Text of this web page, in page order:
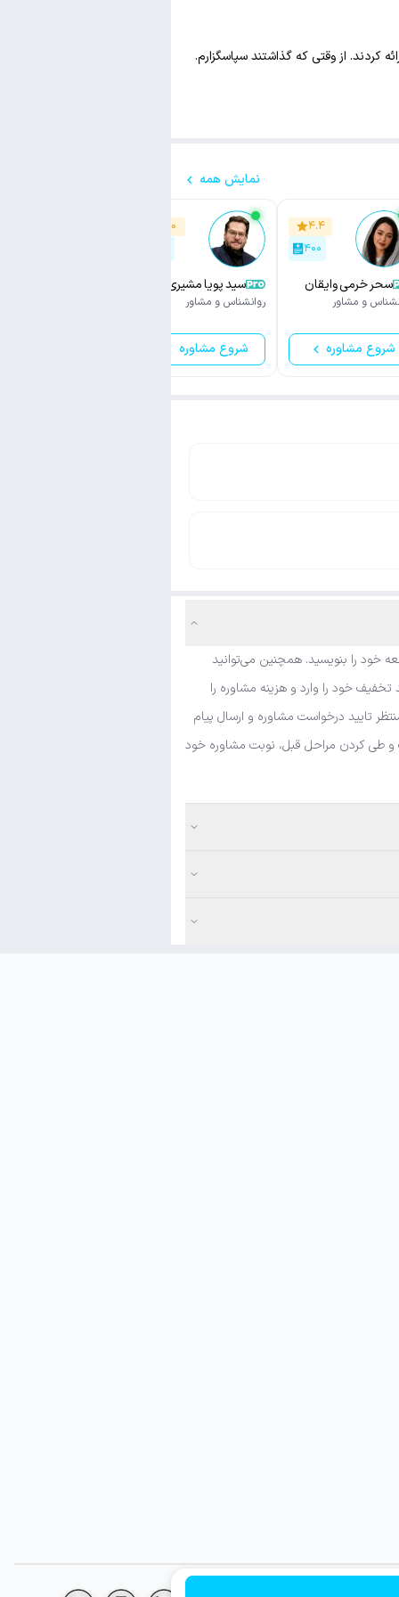
از وقتی که گذاشتند سپاسگزارم.
نمایش همه
۴.۴
۴۰۰
سحر خرمی وایقان
و مشاور
شروع مشاوره
۵.۰
سید پویا مشیری
روانشناس و مشاور
شروع مشاوره
خود را بنویسید. همچنین می‌توانید
خود را وارد و هزینه مشاوره را
تایید درخواست مشاوره و ارسال پیام
و طی کردن مراحل قبل، نوبت مشاوره خود